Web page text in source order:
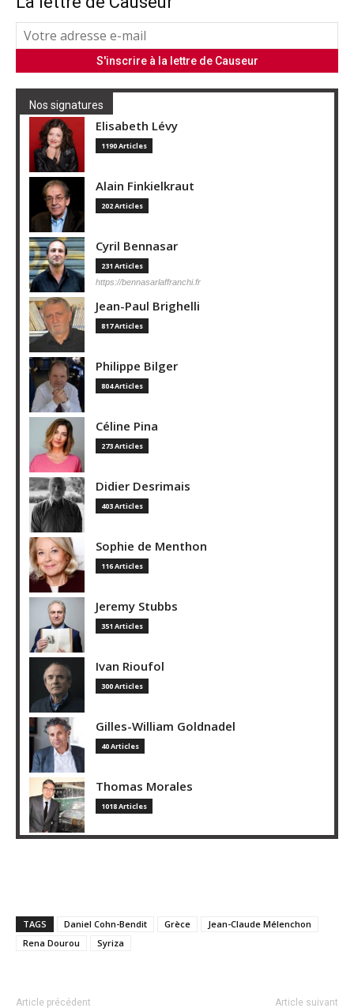
Nos signatures
Elisabeth Lévy
1190 Articles
Alain Finkielkraut
202 Articles
Cyril Bennasar
231 Articles
https://bennasarlaffranchi.fr
Jean-Paul Brighelli
817 Articles
Philippe Bilger
804 Articles
Céline Pina
273 Articles
Didier Desrimais
403 Articles
Sophie de Menthon
116 Articles
Jeremy Stubbs
351 Articles
Ivan Rioufol
300 Articles
Gilles-William Goldnadel
40 Articles
Thomas Morales
1018 Articles
TAGS Daniel Cohn-Bendit Grèce
Jean-Claude Mélenchon
Rena Dourou
Syriza
Article précédent Article suivant